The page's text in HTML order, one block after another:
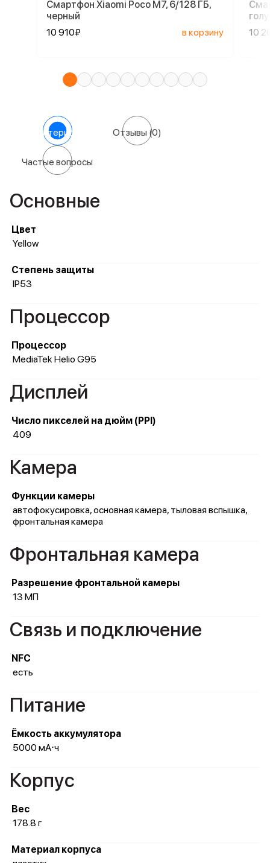
Смартфон Xiaomi Poco M7, 6/128 ГБ,
черный
10 910₽
в корзину
10
Характеристики Отзывы (0)
Частые вопросы
Основные
Цвет
Yellow
Степень защиты
IP53
Процессор
Процессор
MediaTek Helio G95
Дисплей
Число пикселей на дюйм (PPI)
409
Камера
Функции камеры
автофокусировка, основная камера, тыловая вспышка,
фронтальная камера
Фронтальная камера
Разрешение фронтальной камеры
13 МП
Связь и подключение
NFC
есть
Питание
Ёмкость аккумулятора
5000 мА⋅ч
Корпус
Вес
178.8 г
Материал корпуса